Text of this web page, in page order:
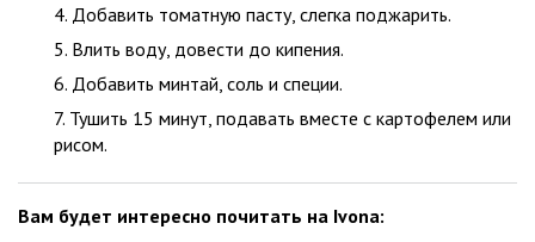
Добавить томатную пасту, слегка поджарить.
Влить воду, довести до кипения.
Добавить минтай, соль и специи.
Тушить 15 минут, подавать вместе с картофелем или
рисом.
Вам будет интересно почитать на Ivona: